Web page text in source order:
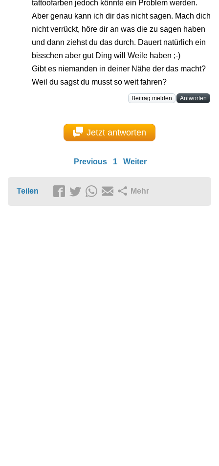
tattoofarben jedoch könnte ein Problem werden.
Aber genau kann ich dir das nicht sagen. Mach dich
nicht verrückt, höre dir an was die zu sagen haben
und dann ziehst du das durch. Dauert natürlich ein
bisschen aber gut Ding will Weile haben ;-)
Gibt es niemanden in deiner Nähe der das macht?
Weil du sagst du musst so weit fahren?
Beitrag melden Antworten
Jetzt antworten
Previous 1 Weiter
Teilen Mehr